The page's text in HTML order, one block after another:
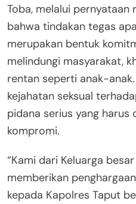
Toba, melalui pernyataan
bahwa tindakan tegas
merupakan bentuk
melindungi masyarakat,
rentan seperti anak-
kejahatan seksual
pidana serius yang harus
kompromi.
“Kami dari Keluarga
memberikan
kepada Kapolres Taput